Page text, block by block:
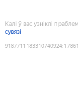
Калі ў вас узніклі
сувязі
9187711183310740924: